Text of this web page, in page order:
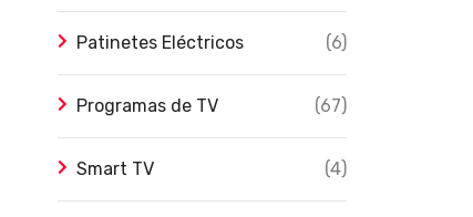
Patinetes Eléctricos (6)
Programas de TV (67)
Smart TV (4)